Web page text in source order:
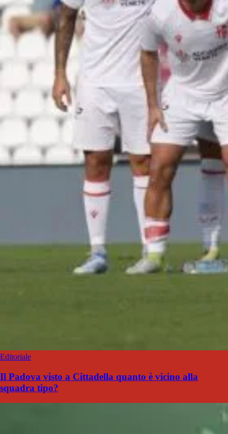
Editoriale
Il Padova visto a Cittadella quanto è vicino alla
squadra tipo?